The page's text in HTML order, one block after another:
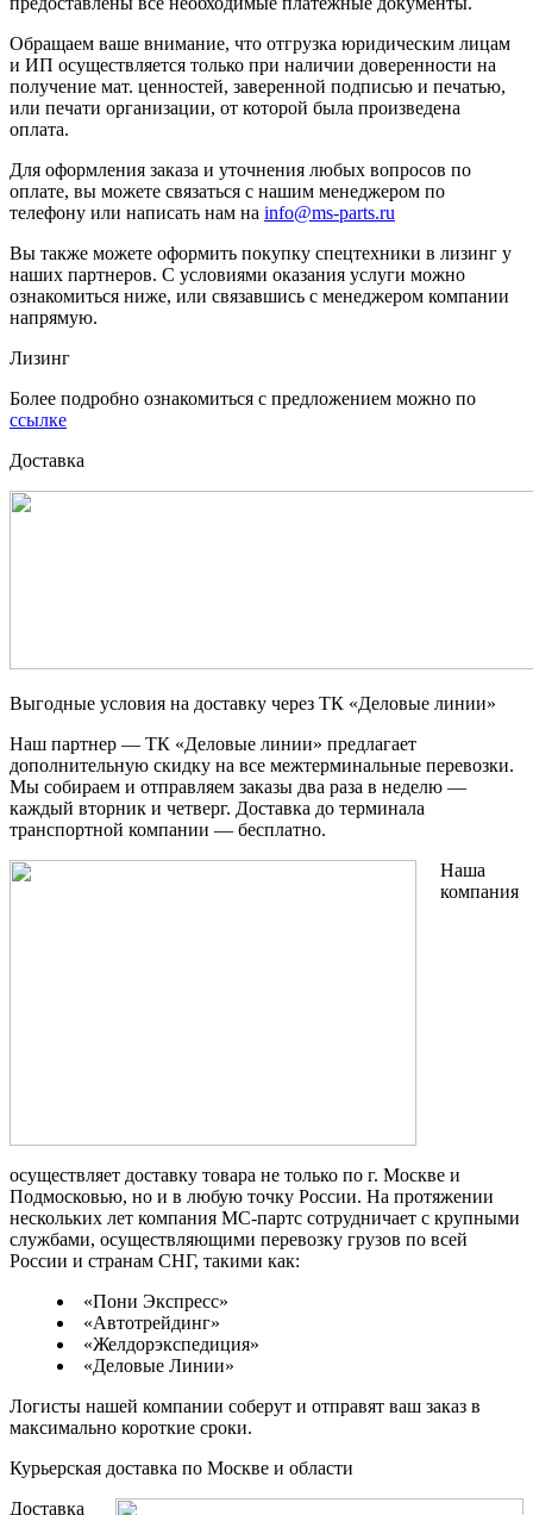
Обращаем ваше внимание, что отгрузка юридическим лицам
и ИП осуществляется только при наличии доверенности на
получение мат. ценностей, заверенной подписью и печатью,
или печати организации, от которой была произведена
оплата.
Для оформления заказа и уточнения любых вопросов по
оплате, вы можете связаться с нашим менеджером по
телефону или написать нам на info@ms-parts.ru
Вы также можете оформить покупку спецтехники в лизинг у
наших партнеров. С условиями оказания услуги можно
ознакомиться ниже, или связавшись с менеджером компании
напрямую.
Лизинг
Более подробно ознакомиться с предложением можно по
ссылке
Доставка
Выгодные условия на доставку через ТК «Деловые линии»
Наш партнер — ТК «Деловые линии» предлагает
дополнительную скидку на все межтерминальные перевозки.
Мы собираем и отправляем заказы два раза в неделю —
каждый вторник и четверг. Доставка до терминала
транспортной компании — бесплатно.
Наша
компания
осуществляет доставку товара не только по г. Москве и
Подмосковью, но и в любую точку России. На протяжении
нескольких лет компания МС-партс сотрудничает с крупными
службами, осуществляющими перевозку грузов по всей
России и странам СНГ, такими как:
«Пони Экспресс»
«Автотрейдинг»
«Желдорэкспедиция»
«Деловые Линии»
Логисты нашей компании соберут и отправят ваш заказ в
максимально короткие сроки.
Курьерская доставка по Москве и области
Доставка